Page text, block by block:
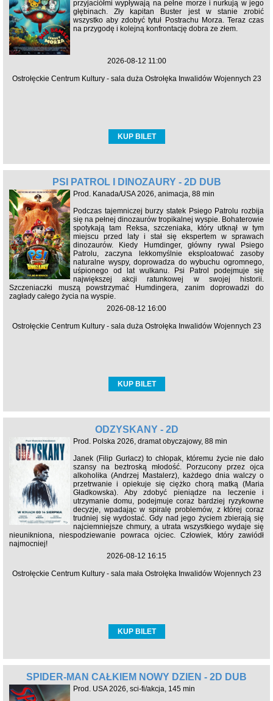
przyjaciółmi wypływają na pełne morze i nurkują w jego
głębinach. Zły kapitan Buster jest w stanie zrobić
wszystko aby zdobyć tytuł Postrachu Morza. Teraz czas
na przygodę i kolejną konfrontację dobra ze złem.
2026-08-12 11:00
Ostrołęckie Centrum Kultury - sala duża Ostrołęka Inwalidów Wojennych 23
KUP BILET
PSI PATROL I DINOZAURY - 2D DUB
Prod. Kanada/USA 2026, animacja, 88 min
Podczas tajemniczej burzy statek Psiego Patrolu rozbija
się na pełnej dinozaurów tropikalnej wyspie. Bohaterowie
spotykają tam Reksa, szczeniaka, który utknął w tym
miejscu przed laty i stał się ekspertem w sprawach
dinozaurów. Kiedy Humdinger, główny rywal Psiego
Patrolu, zaczyna lekkomyślnie eksploatować zasoby
naturalne wyspy, doprowadza do wybuchu ogromnego,
uśpionego od lat wulkanu. Psi Patrol podejmuje się
największej akcji ratunkowej w swojej historii.
Szczeniaczki muszą powstrzymać Humdingera, zanim doprowadzi do
zagłady całego życia na wyspie.
2026-08-12 16:00
Ostrołęckie Centrum Kultury - sala duża Ostrołęka Inwalidów Wojennych 23
KUP BILET
ODZYSKANY - 2D
Prod. Polska 2026, dramat obyczajowy, 88 min
Janek (Filip Gurłacz) to chłopak, któremu życie nie dało
szansy na beztroską młodość. Porzucony przez ojca
alkoholika (Andrzej Mastalerz), każdego dnia walczy o
przetrwanie i opiekuje się ciężko chorą matką (Maria
Gładkowska). Aby zdobyć pieniądze na leczenie i
utrzymanie domu, podejmuje coraz bardziej ryzykowne
decyzje, wpadając w spiralę problemów, z której coraz
trudniej się wydostać. Gdy nad jego życiem zbierają się
najciemniejsze chmury, a utrata wszystkiego wydaje się
nieunikniona, niespodziewanie powraca ojciec. Człowiek, który zawiódł
najmocniej!
2026-08-12 16:15
Ostrołęckie Centrum Kultury - sala mała Ostrołęka Inwalidów Wojennych 23
KUP BILET
SPIDER-MAN CAŁKIEM NOWY DZIEŃ - 2D DUB
Prod. USA 2026, sci-fi/akcja, 145 min